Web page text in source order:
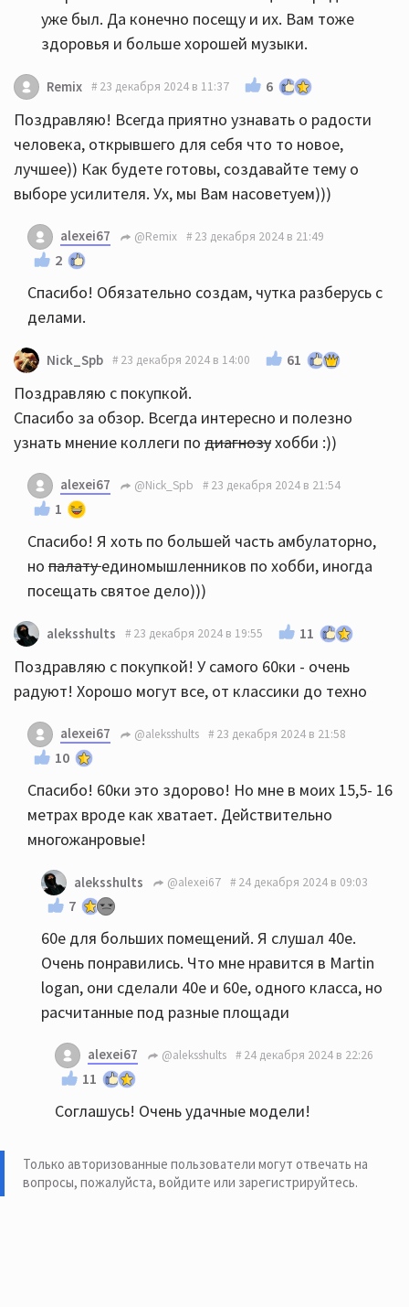
уже был. Да конечно посещу и их. Вам тоже
здоровья и больше хорошей музыки.
Remix 23 декабря 2024 в 11:37 6
Поздравляю! Всегда приятно узнавать о радости
человека, открывшего для себя что то новое,
лучшее)) Как будете готовы, создавайте тему о
выборе усилителя. Ух, мы Вам насоветуем)))
alexei67 @Remix 23 декабря 2024 в 21:49
2
Спасибо! Обязательно создам, чутка разберусь с
делами.
Nick_Spb 23 декабря 2024 в 14:00 61
Поздравляю с покупкой.
Спасибо за обзор. Всегда интересно и полезно
узнать мнение коллеги по диагнозухобби :))
alexei67 @Nick_Spb 23 декабря 2024 в 21:54
1
Спасибо! Я хоть по большей часть амбулаторно,
но палатуединомышленников по хобби, иногда
посещать святое дело)))
aleksshults 23 декабря 2024 в 19:55 11
Поздравляю с покупкой! У самого 60ки - очень
радуют! Хорошо могут все, от классики до техно
alexei67 @aleksshults 23 декабря 2024 в 21:58
10
Спасибо! 60ки это здорово! Но мне в моих 15,5- 16
метрах вроде как хватает. Действительно
многожанровые!
aleksshults @alexei67 24 декабря 2024 в 09:03
7
60е для больших помещений. Я слушал 40е.
Очень понравились. Что мне нравится в Martin
logan, они сделали 40е и 60е, одного класса, но
расчитанные под разные площади
alexei67 @aleksshults 24 декабря 2024 в 22:26
11
Соглашусь! Очень удачные модели!
Только авторизованные пользователи могут отвечать на
вопросы, пожалуйста, войдите или зарегистрируйтесь.